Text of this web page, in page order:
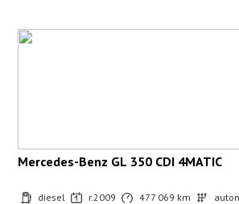
Mercedes-Benz GL 350 CDI 4MATIC
diesel r.2009 477 069 km